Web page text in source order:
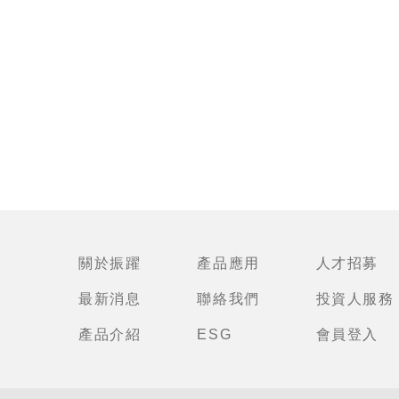
關於振躍
最新消息
產品介紹
產品應用
聯絡我們
ESG
人才招募
投資人服務
會員登入